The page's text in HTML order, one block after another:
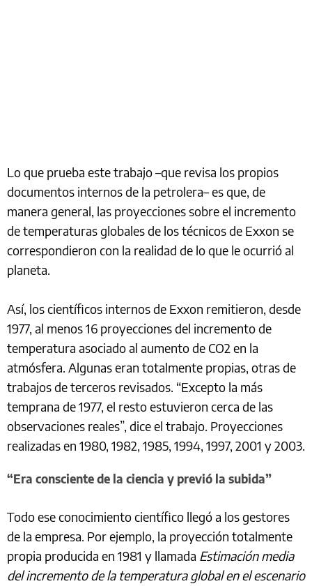
Lo que prueba este trabajo –que revisa los propios
documentos internos de la petrolera– es que, de
manera general, las proyecciones sobre el incremento
de temperaturas globales de los técnicos de Exxon se
correspondieron con la realidad de lo que le ocurrió al
planeta.
Así, los científicos internos de Exxon remitieron, desde
1977, al menos 16 proyecciones del incremento de
temperatura asociado al aumento de CO2 en la
atmósfera. Algunas eran totalmente propias, otras de
trabajos de terceros revisados. “Excepto la más
temprana de 1977, el resto estuvieron cerca de las
observaciones reales”, dice el trabajo. Proyecciones
realizadas en 1980, 1982, 1985, 1994, 1997, 2001 y 2003.
“Era consciente de la ciencia y previó la subida”
Todo ese conocimiento científico llegó a los gestores
de la empresa. Por ejemplo, la proyección totalmente
propia producida en 1981 y llamada Estimación media
del incremento de la temperatura global en el escenario